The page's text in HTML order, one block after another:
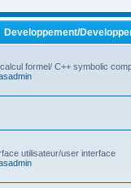
Developpement/
formel/ C++ symbolic
utilisateur/user interface